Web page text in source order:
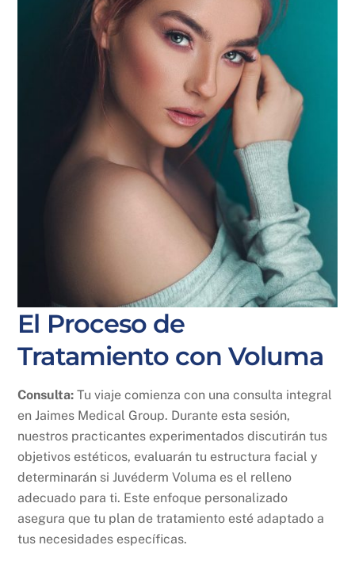
El Proceso de
Tratamiento con Voluma
Consulta: Tu viaje comienza con una consulta integral
en Jaimes Medical Group. Durante esta sesión,
nuestros practicantes experimentados discutirán tus
objetivos estéticos, evaluarán tu estructura facial y
determinarán si Juvéderm Voluma es el relleno
adecuado para ti. Este enfoque personalizado
asegura que tu plan de tratamiento esté adaptado a
tus necesidades específicas.